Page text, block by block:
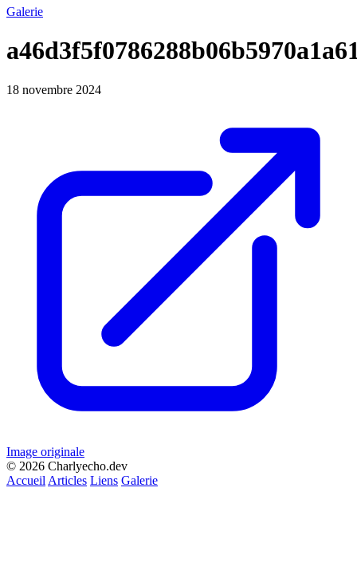
Galerie
18 novembre 2024
Image originale
© 2026 Charlyecho.dev
Accueil Articles Liens Galerie